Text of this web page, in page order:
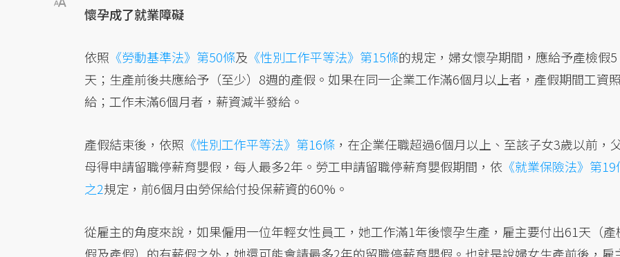
懷孕成了就業障礙
依照 《勞動基準法》第50條及 《性別工作平等法》第15條的規定，婦女懷孕期間，應給予產檢假5
天；生產前後共應給予（至少）8週的產假。如果在同一企業工作滿6個月以上者，產假期間工資
給；工作未滿6個月者，薪資減半發給。
產假結束後，依照 《性別工作平等法》第16條 ，在企業任職超過6個月以上、至該子女3歲以前，
母得申請留職停薪育嬰假，每人最多2年。勞工申請留職停薪育嬰假期間，依 《就業保險法》第19
之2規定，前6個月由勞保給付投保薪資的60%。
從雇主的角度來說，如果僱用一位年輕女性員工，她工作滿1年後懷孕生產，雇主要付出61天（產